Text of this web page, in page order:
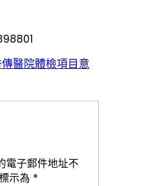
醫院體檢項目意
電子郵件地址不
示為 *